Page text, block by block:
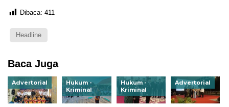
Dibaca: 411
Headline
Baca Juga
Advertorial
Hukum -
Kriminal
Hukum -
Kriminal
Advertorial